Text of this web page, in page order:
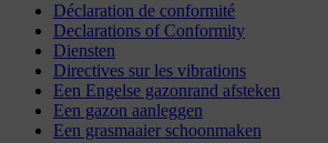
Déclaration de conformité
Declarations of Conformity
Diensten
Directives sur les vibrations
Een Engelse gazonrand afsteken
Een gazon aanleggen
Een grasmaaier schoonmaken